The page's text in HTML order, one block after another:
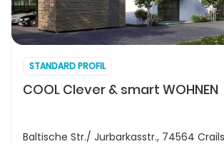
STANDARD PROFIL
COOL Clever & smart WOHNEN
Baltische Str./ Jurbarkasstr., 74564